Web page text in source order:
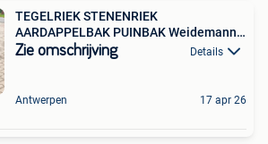
TEGELRIEK STENENRIEK
AARDAPPELBAK PUINBAK Weidemann
Giant
Zie omschrijving Details
Antwerpen 17 apr 26